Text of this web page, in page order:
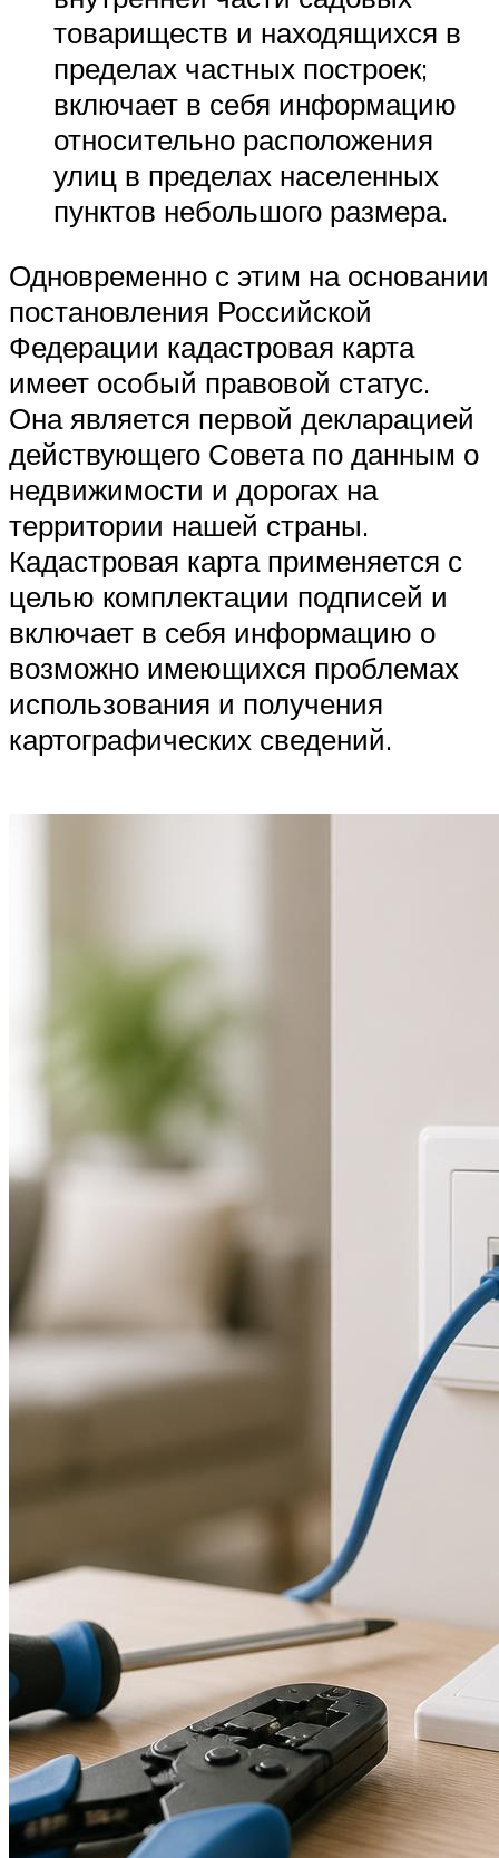
товариществ и находящихся в
пределах частных построек;
включает в себя информацию
относительно расположения
улиц в пределах населенных
пунктов небольшого размера.
Одновременно с этим на основании
постановления Российской
Федерации кадастровая карта
имеет особый правовой статус.
Она является первой декларацией
действующего Совета по данным о
недвижимости и дорогах на
территории нашей страны.
Кадастровая карта применяется с
целью комплектации подписей и
включает в себя информацию о
возможно имеющихся проблемах
использования и получения
картографических сведений.